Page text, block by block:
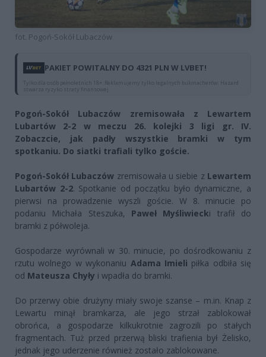
fot. Pogoń-Sokół Lubaczów
PAKIET POWITALNY DO 4321 PLN W LVBET!
Tylko dla osób pełnoletnich 18+. Reklamujemy tylko legalnych bukmacherów. Hazard
stwarza ryzyko straty finansowej.
Pogoń-Sokół Lubaczów zremisowała z Lewartem
Lubartów 2-2 w meczu 26. kolejki 3 ligi gr. IV.
Zobaczcie, jak padły wszystkie bramki w tym
spotkaniu. Do siatki trafiali tylko goście.
Pogoń-Sokół Lubaczów zremisowała u siebie z Lewartem
Lubartów 2-2. Spotkanie od początku było dynamiczne, a
pierwsi na prowadzenie wyszli goście. W 8. minucie po
podaniu Michała Steszuka, Paweł Myśliwiecki trafił do
bramki z półwoleja.
Gospodarze wyrównali w 30. minucie, po dośrodkowaniu z
rzutu wolnego w wykonaniu Adama Imieli piłka odbiła się
od Mateusza Chyły i wpadła do bramki.
Do przerwy obie drużyny miały swoje szanse – m.in. Knap z
Lewartu minął bramkarza, ale jego strzał zablokował
obrońca, a gospodarze kilkukrotnie zagrozili po stałych
fragmentach. Tuż przed przerwą bliski trafienia był Żelisko,
jednak jego uderzenie również zostało zablokowane.